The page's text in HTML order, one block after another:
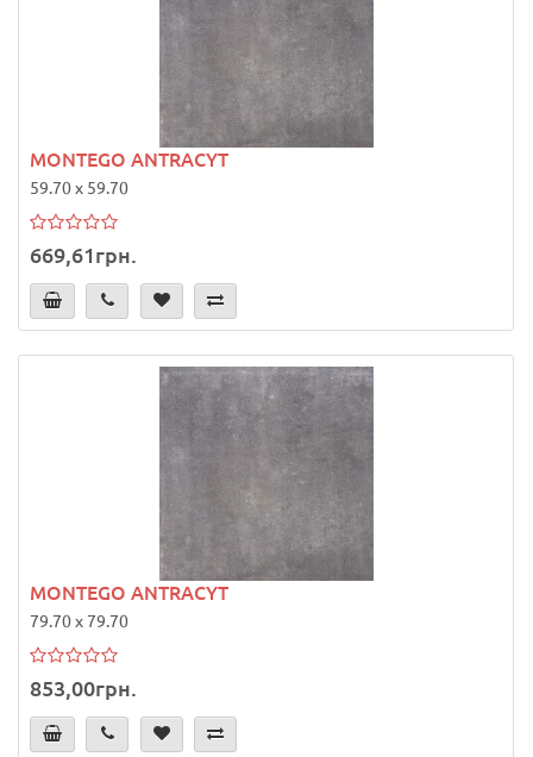
MONTEGO ANTRACYT
59.70 x 59.70
669,61грн.
MONTEGO ANTRACYT
79.70 x 79.70
853,00грн.